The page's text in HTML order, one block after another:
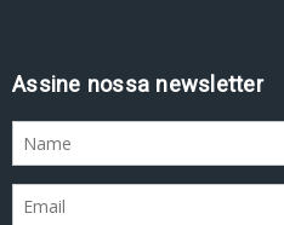
Assine nossa newsletter